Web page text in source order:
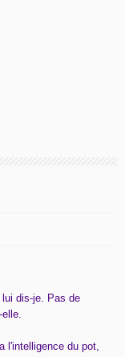
lui dis-je. Pas de
l'intelligence du pot,